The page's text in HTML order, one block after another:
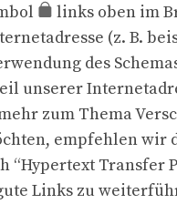
links oben im
(z. B.
des
unserer
zum Thema
empfehlen wir
“Hypertext Transfer
Links zu